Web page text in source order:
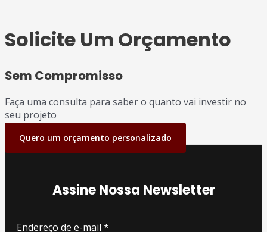
Solicite Um Orçamento
Sem Compromisso
Faça uma consulta para saber o quanto vai investir no
seu projeto
Quero um orçamento personalizado
Assine Nossa Newsletter
Endereço de e-mail *